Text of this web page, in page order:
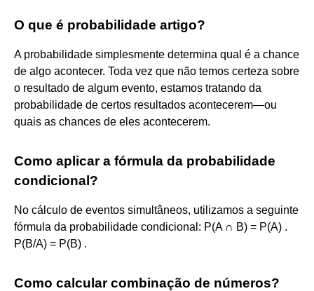
O que é probabilidade artigo?
A probabilidade simplesmente determina qual é a chance
de algo acontecer. Toda vez que não temos certeza sobre
o resultado de algum evento, estamos tratando da
probabilidade de certos resultados acontecerem—ou
quais as chances de eles acontecerem.
Como aplicar a fórmula da probabilidade
condicional?
No cálculo de eventos simultâneos, utilizamos a seguinte
fórmula da probabilidade condicional: P(A ∩ B) = P(A) .
P(B/A) = P(B) .
Como calcular combinação de números?